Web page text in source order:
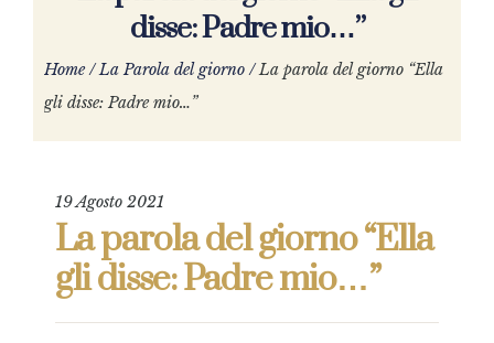
disse: Padre mio…”
Home /La Parola del giorno /La parola del giorno “Ella
gli disse: Padre mio…”
19 Agosto 2021
La parola del giorno “Ella
gli disse: Padre mio…”